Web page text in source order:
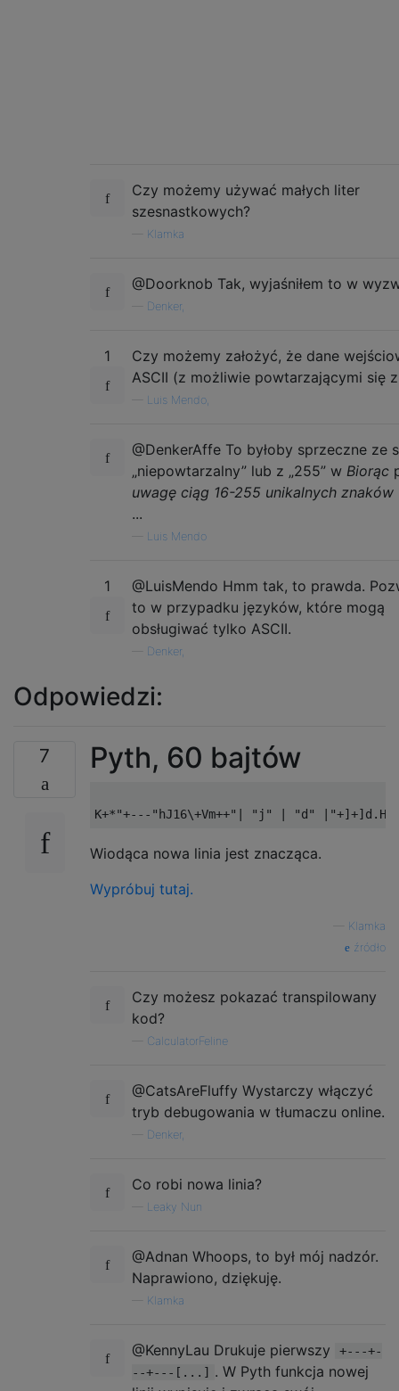
Czy możemy używać małych liter
szesnastkowych?
Klamka
@Doorknob Tak, wyjaśniłem to w
Denker,
1
Czy możemy założyć, że dane
ASCII (z możliwie powtarzającymi się
Luis Mendo,
@DenkerAffe To byłoby sprzeczne ze
„niepowtarzalny” lub z „255” w Biorąc
uwagę ciąg 16-255 unikalnych znaków
...
Luis Mendo
1
@LuisMendo Hmm tak, to prawda.
to w przypadku języków, które mogą
obsługiwać tylko ASCII.
Denker,
Odpowiedzi:
7 Pyth, 60 bajtów
Wiodąca nowa linia jest znacząca.
Wypróbuj tutaj.
Klamka
źródło
Czy możesz pokazać transpilowany
kod?
CalculatorFeline
@CatsAreFluffy Wystarczy włączyć
tryb debugowania w tłumaczu online.
Denker,
Co robi nowa linia?
Leaky Nun
@Adnan Whoops, to był mój nadzór.
Naprawiono, dziękuję.
Klamka
@KennyLau Drukuje pierwszy
+---+-
--+---[...]
. W Pyth funkcja nowej